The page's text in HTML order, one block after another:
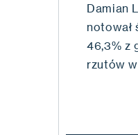
Damian
notował
46,3% z
rzutów